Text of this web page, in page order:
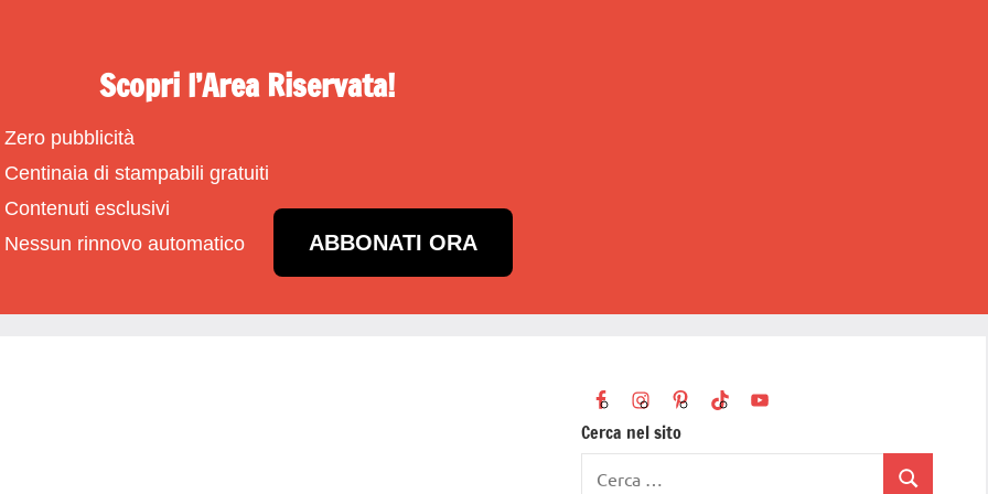
Scopri l’Area Riservata!
Zero pubblicità
Centinaia di stampabili gratuiti
Contenuti esclusivi
Nessun rinnovo automatico
ABBONATI ORA
Cerca nel sito